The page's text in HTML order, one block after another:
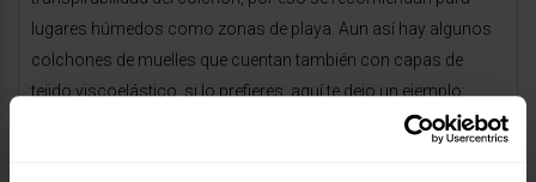
lugares húmedos como zonas de playa. Aun así hay algunos
colchones de muelles que cuentan también con capas de
tejido viscoelástico, si lo prefieres, aquí te dejo un ejemplo:
https://www.dormitorum.com/producto/colchon-fresh-